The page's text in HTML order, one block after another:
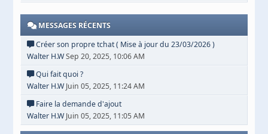
MESSAGES RÉCENTS
Créer son propre tchat ( Mise à jour du 23/03/2026 )
Walter H.WSep 20, 2025, 10:06 AM
Qui fait quoi ?
Walter H.W Juin 05, 2025, 11:24 AM
Faire la demande d'ajout
Walter H.W Juin 05, 2025, 11:05 AM